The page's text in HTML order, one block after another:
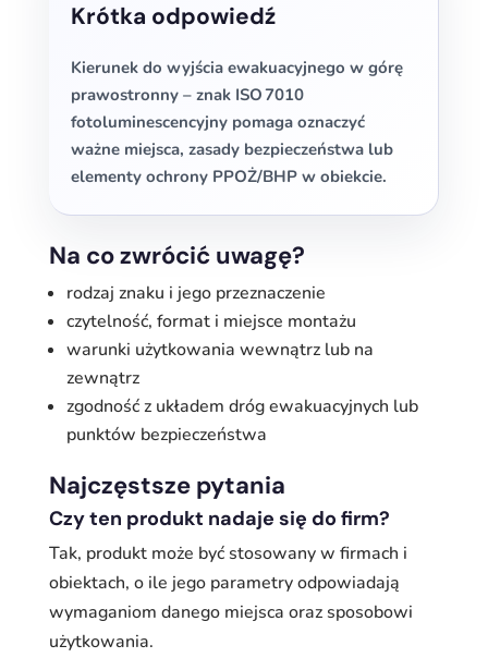
Krótka odpowiedź
Kierunek do wyjścia ewakuacyjnego w górę
prawostronny – znak ISO 7010
fotoluminescencyjny pomaga oznaczyć
ważne miejsca, zasady bezpieczeństwa lub
elementy ochrony PPOŻ/BHP w obiekcie.
Na co zwrócić uwagę?
rodzaj znaku i jego przeznaczenie
czytelność, format i miejsce montażu
warunki użytkowania wewnątrz lub na
zewnątrz
zgodność z układem dróg ewakuacyjnych lub
punktów bezpieczeństwa
Najczęstsze pytania
Czy ten produkt nadaje się do firm?
Tak, produkt może być stosowany w firmach i
obiektach, o ile jego parametry odpowiadają
wymaganiom danego miejsca oraz sposobowi
użytkowania.